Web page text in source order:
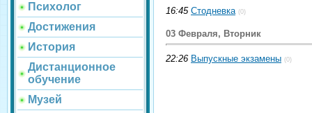
Психолог
Достижения
История
Дистанционное
обучение
Музей
16:45 Стодневка (0)
03 Февраля, Вторник
22:26 Выпускные экзамены (0)